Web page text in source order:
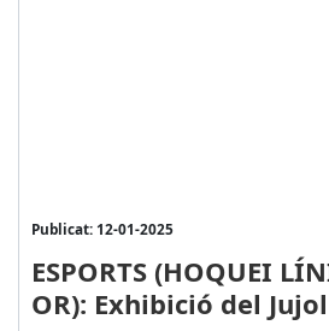
Publicat: 12-01-2025
ESPORTS (HOQUEI
OR): Exhibició del